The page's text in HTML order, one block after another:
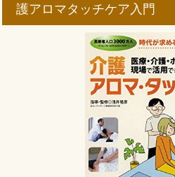
護アロマタッチケア入門